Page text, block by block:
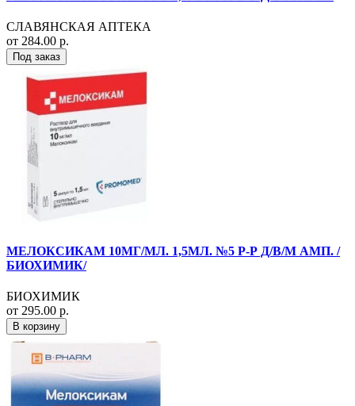
СЛАВЯНСКАЯ АПТЕКА
от 284.00 р.
Под заказ
МЕЛОКСИКАМ 10МГ/МЛ. 1,5МЛ. №5 Р-Р Д/В/М АМП. /
БИОХИМИК/
БИОХИМИК
от 295.00 р.
В корзину